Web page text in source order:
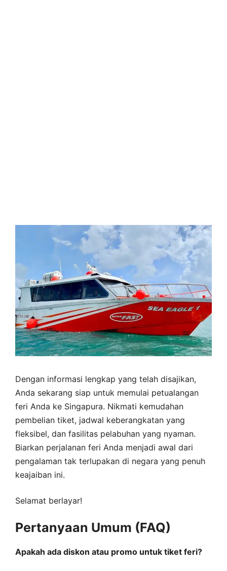
Dengan informasi lengkap yang telah disajikan,
Anda sekarang siap untuk memulai petualangan
feri Anda ke Singapura. Nikmati kemudahan
pembelian tiket, jadwal keberangkatan yang
fleksibel, dan fasilitas pelabuhan yang nyaman.
Biarkan perjalanan feri Anda menjadi awal dari
pengalaman tak terlupakan di negara yang penuh
keajaiban ini.
Selamat berlayar!
Pertanyaan Umum (FAQ)
Apakah ada diskon atau promo untuk tiket feri?